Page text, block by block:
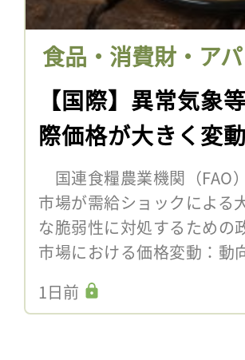
食品・消費財・ア
【国際】異常気象
際価格が大きく変
国連食糧農業機関（FAO
市場が需給ショックによる
な脆弱性に対処するための
市場における価格変動：
1日前